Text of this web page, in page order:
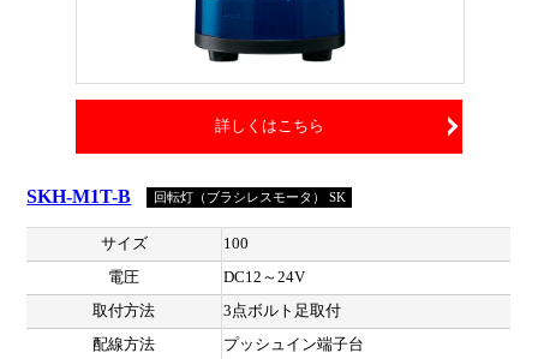
詳しくはこちら
SKH-M1T-B 回転灯（ブラシレスモータ） SK
サイズ
100
電圧
DC12～24V
取付方法
3点ボルト足取付
配線方法
プッシュイン端子台